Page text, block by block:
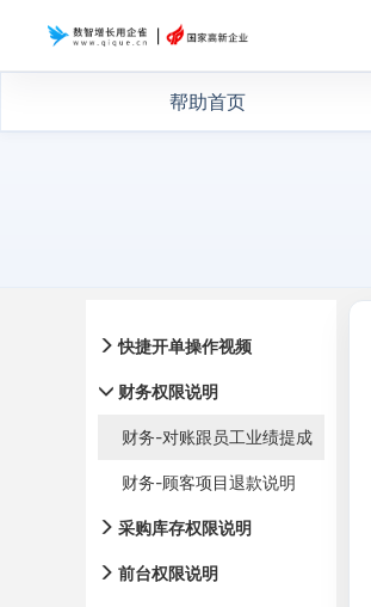
帮助首页
快捷开单操作视频
财务权限说明
财务-对账跟员工业绩提成
财务-顾客项目退款说明
采购库存权限说明
前台权限说明